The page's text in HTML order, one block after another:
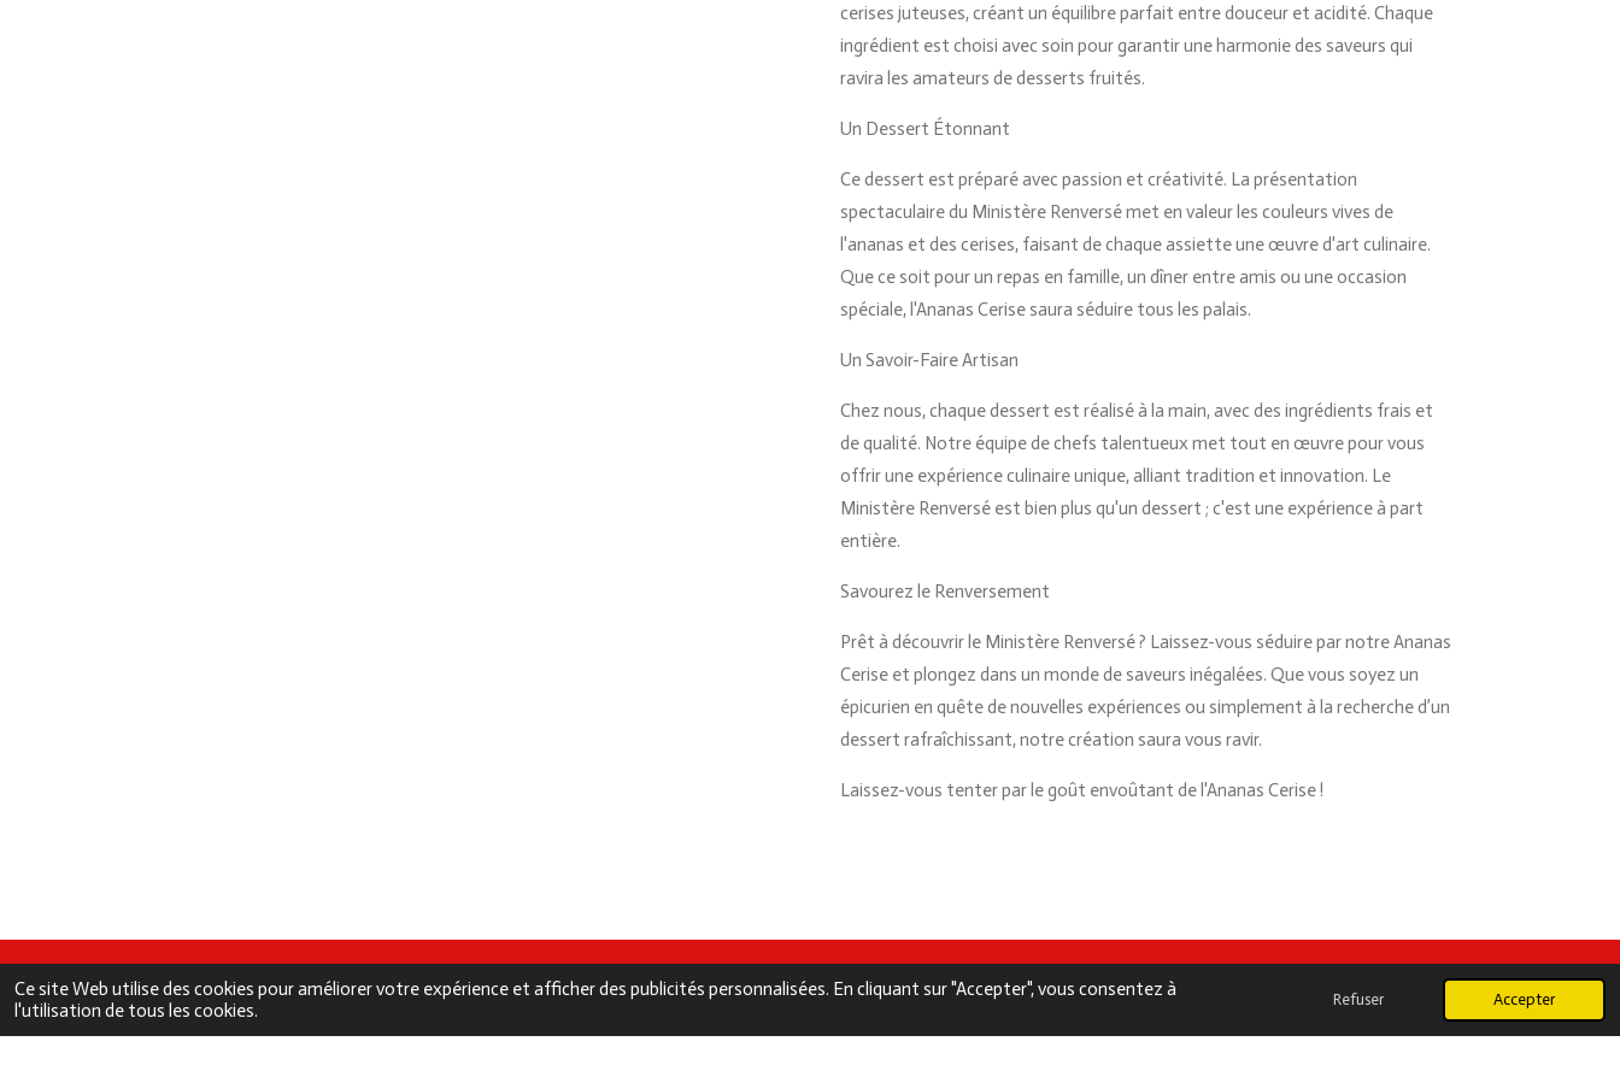
Ce site Web utilise des cookies pour améliorer votre expérience et afficher des publicités personnalisées. En cliquant sur "Accepter", vous consentez à
l'utilisation de tous les cookies.
Refuser Accepter
cerises juteuses, créant un équilibre parfait entre douceur et acidité. Chaque
ingrédient est choisi avec soin pour garantir une harmonie des saveurs qui
ravira les amateurs de desserts fruités.
Un Dessert Étonnant
Ce dessert est préparé avec passion et créativité. La présentation
spectaculaire du Ministère Renversé met en valeur les couleurs vives de
l'ananas et des cerises, faisant de chaque assiette une œuvre d'art culinaire.
Que ce soit pour un repas en famille, un dîner entre amis ou une occasion
spéciale, l'Ananas Cerise saura séduire tous les palais.
Un Savoir-Faire Artisan
Chez nous, chaque dessert est réalisé à la main, avec des ingrédients frais et
de qualité. Notre équipe de chefs talentueux met tout en œuvre pour vous
offrir une expérience culinaire unique, alliant tradition et innovation. Le
Ministère Renversé est bien plus qu'un dessert ; c'est une expérience à part
entière.
Savourez le Renversement
Prêt à découvrir le Ministère Renversé ? Laissez-vous séduire par notre Ananas
Cerise et plongez dans un monde de saveurs inégalées. Que vous soyez un
épicurien en quête de nouvelles expériences ou simplement à la recherche d’un
dessert rafraîchissant, notre création saura vous ravir.
Laissez-vous tenter par le goût envoûtant de l'Ananas Cerise !
© 2025 - 2026 Gastronomie kreyol